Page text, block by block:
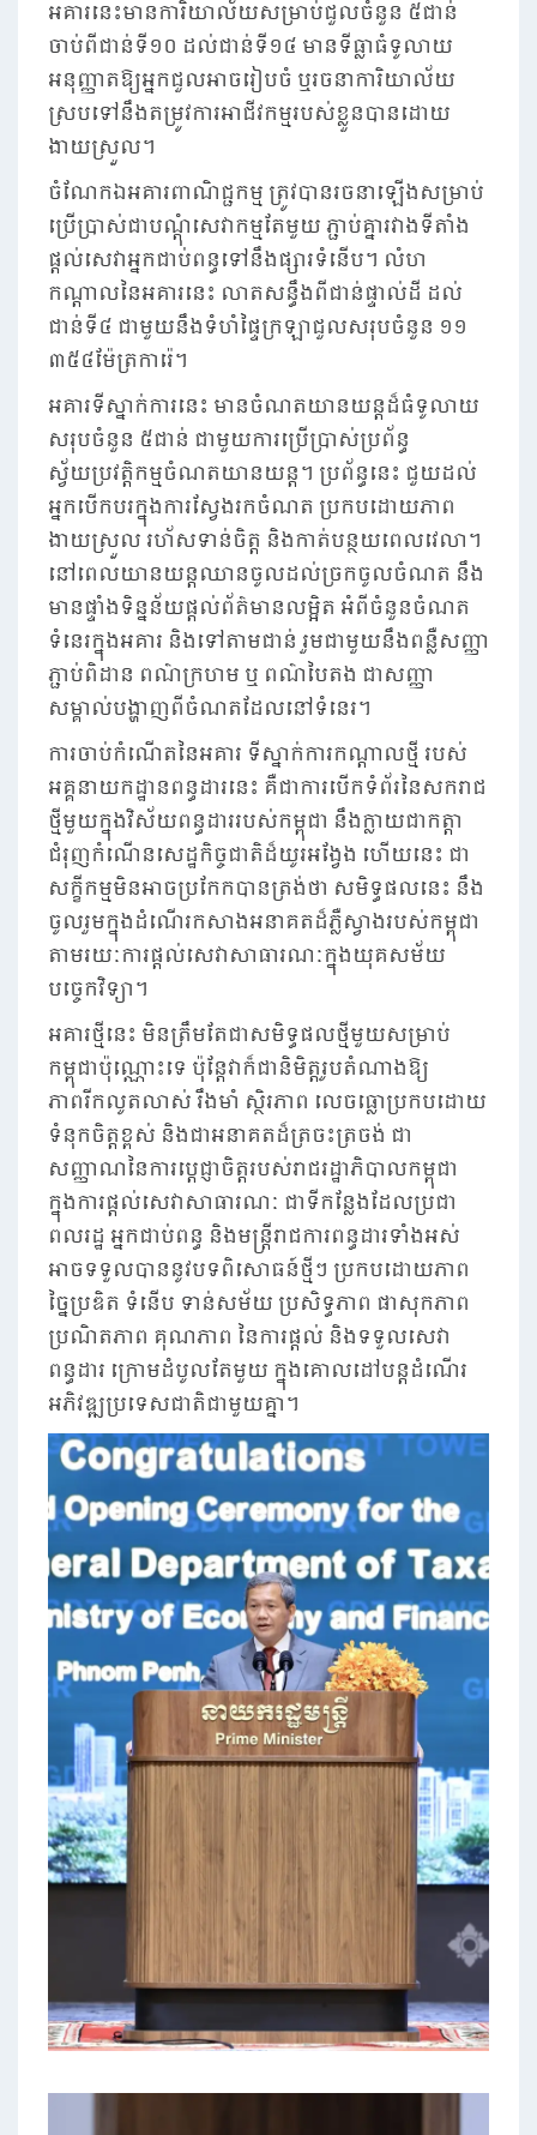
អគារនេះមានការិយាល័យសម្រាប់ជួលចំនួន ៥ជាន់
ចាប់ពីជាន់ទី១០ ដល់ជាន់ទី១៤ មានទីធ្លាធំទូលាយ
អនុញ្ញាតឱ្យអ្នកជួលអាចរៀបចំ ឬរចនាការិយាល័យ
ស្របទៅនឹងតម្រូវការអាជីវកម្មរបស់ខ្លួនបានដោយ
ងាយស្រួល។
ចំណែកឯអគារពាណិជ្ជកម្ម ត្រូវបានរចនាឡើងសម្រាប់
ប្រើប្រាស់ជាបណ្តុំសេវាកម្មតែមួយ ភ្ជាប់គ្នារវាងទីតាំង
ផ្តល់សេវាអ្នកជាប់ពន្ធទៅនឹងផ្សារទំនើប។ លំហ
កណ្តាលនៃអគារនេះ លាតសន្ធឹងពីជាន់ផ្ទាល់ដី ដល់
ជាន់ទី៤ ជាមួយនឹងទំហំផ្ទៃក្រឡាជួលសរុបចំនួន ១១
៣៥៤ម៉ែត្រការ៉េ។
អគារទីស្នាក់ការនេះ មានចំណតយានយន្តដ៏ធំទូលាយ
សរុបចំនួន ៥ជាន់ ជាមួយការប្រើប្រាស់ប្រព័ន្ធ
ស្វ័យប្រវត្តិកម្មចំណតយានយន្ត។ ប្រព័ន្ធនេះ ជួយដល់
អ្នកបើកបរក្នុងការស្វែងរកចំណត ប្រកបដោយភាព
ងាយស្រួល រហ័សទាន់ចិត្ត និងកាត់បន្ថយពេលវេលា។
នៅពេលយានយន្តឈានចូលដល់ច្រកចូលចំណត នឹង
មានផ្ទាំងទិន្នន័យផ្តល់ព័ត៌មានលម្អិត អំពីចំនួនចំណត
ទំនេរក្នុងអគារ និងទៅតាមជាន់ រួមជាមួយនឹងពន្លឺសញ្ញា
ភ្ជាប់ពិដាន ពណ៌ក្រហម ឬ ពណ៌បៃតង ជាសញ្ញា
សម្គាល់បង្ហាញពីចំណតដែលនៅទំនេរ។
ការចាប់កំណើតនៃអគារ ទីស្នាក់ការកណ្តាលថ្មី របស់
អគ្គនាយកដ្ឋានពន្ធដារនេះ គឺជាការបើកទំព័រនៃសករាជ
ថ្មីមួយក្នុងវិស័យពន្ធដាររបស់កម្ពុជា នឹងក្លាយជាកត្តា
ជំរុញកំណើនសេដ្ឋកិច្ចជាតិដ៏យូរអង្វែង ហើយនេះ ជា
សក្ខីកម្មមិនអាចប្រកែកបានត្រង់ថា សមិទ្ធផលនេះ នឹង
ចូលរួមក្នុងដំណើរកសាងអនាគតដ៏ភ្លឺស្វាងរបស់កម្ពុជា
តាមរយៈការផ្តល់សេវាសាធារណៈក្នុងយុគសម័យ
បច្ចេកវិទ្យា។
អគារថ្មីនេះ មិនត្រឹមតែជាសមិទ្ធផលថ្មីមួយសម្រាប់
កម្ពុជាប៉ុណ្ណោះទេ ប៉ុន្តែវាក៏ជានិមិត្តរូបតំណាងឱ្យ
ភាពរីកលូតលាស់ រឹងមាំ ស្ថិរភាព លេចធ្លោប្រកបដោយ
ទំនុកចិត្តខ្ពស់ និងជាអនាគតដ៏ត្រចះត្រចង់ ជា
សញ្ញាណនៃការប្តេជ្ញាចិត្តរបស់រាជរដ្ឋាភិបាលកម្ពុជា
ក្នុងការផ្តល់សេវាសាធារណៈ ជាទីកន្លែងដែលប្រជា
ពលរដ្ឋ អ្នកជាប់ពន្ធ និងមន្ត្រីរាជការពន្ធដារទាំងអស់
អាចទទួលបាននូវបទពិសោធន៍ថ្មីៗ ប្រកបដោយភាព
ច្នៃប្រឌិត ទំនើប ទាន់សម័យ ប្រសិទ្ធភាព ផាសុកភាព
ប្រណិតភាព គុណភាព នៃការផ្តល់ និងទទួលសេវា
ពន្ធដារ ក្រោមដំបូលតែមួយ ក្នុងគោលដៅបន្តដំណើរ
អភិវឌ្ឍប្រទេសជាតិជាមួយគ្នា។